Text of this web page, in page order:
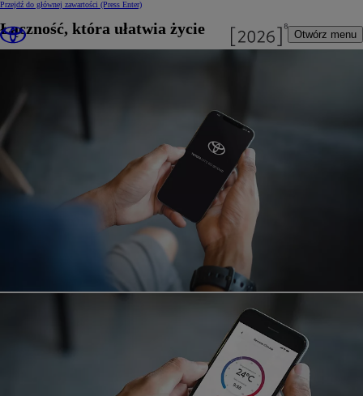
Przejdź do głównej zawartości (Press Enter)
Otwórz menu
Łączność, która ułatwia życie